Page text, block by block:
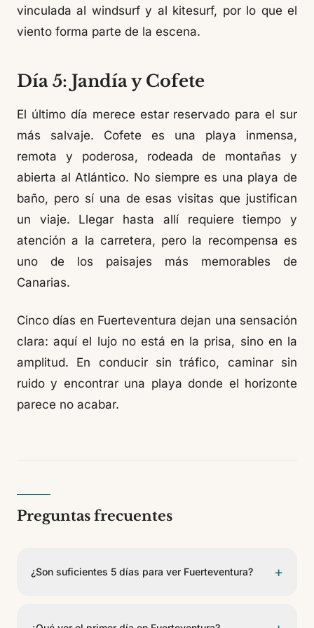
vinculada al windsurf y al kitesurf, por lo que el
viento forma parte de la escena.
Día 5: Jandía y Cofete
El último día merece estar reservado para el sur
más salvaje. Cofete es una playa inmensa,
remota y poderosa, rodeada de montañas y
abierta al Atlántico. No siempre es una playa de
baño, pero sí una de esas visitas que justifican
un viaje. Llegar hasta allí requiere tiempo y
atención a la carretera, pero la recompensa es
uno de los paisajes más memorables de
Canarias.
Cinco días en Fuerteventura dejan una sensación
clara: aquí el lujo no está en la prisa, sino en la
amplitud. En conducir sin tráfico, caminar sin
ruido y encontrar una playa donde el horizonte
parece no acabar.
Preguntas frecuentes
¿Son suficientes 5 días para ver Fuerteventura? +